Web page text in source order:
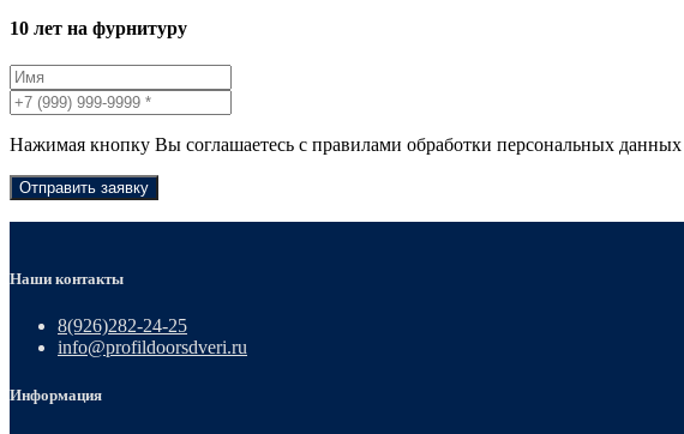
10 лет на фурнитуру
Нажимая кнопку Вы соглашаетесь с правилами обработки персональных данных
Отправить заявку
Наши контакты
8(926)282-24-25
info@profildoorsdveri.ru
Информация